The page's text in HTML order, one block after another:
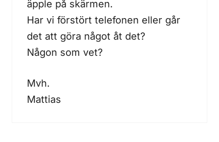
äpple på skärmen.
Har vi förstört telefonen eller går
det att göra något åt det?
Någon som vet?
Mvh.
Mattias